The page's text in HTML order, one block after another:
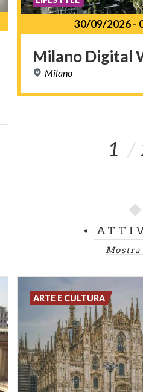
30/09/2026-
Milano Digital
Milano
1
ARTE E CULTURA